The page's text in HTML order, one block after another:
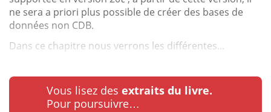
ne sera a priori plus possible de créer des bases de
données non CDB.
Dans ce chapitre nous verrons les différentes...
Vous lisez des extraits du livre.
Pour poursuivre…